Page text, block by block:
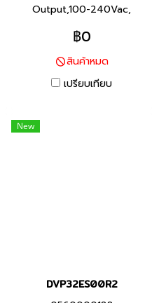
Output,100-240Vac,
Product P/N:
DVP32ES200T I/O Points
32,Program Capacity 16K
steps, Built-in RS-232 and
฿0
สินค้าหมด
เปรียบเทียบ
New
DVP32ES00R2